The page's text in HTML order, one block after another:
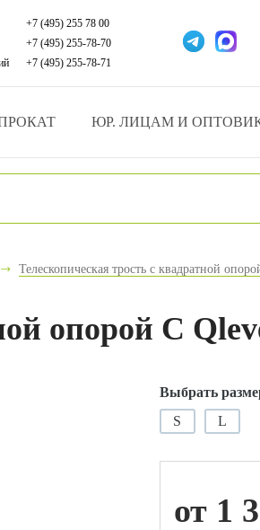
+7 (495) 255 78 00
+7 (495) 255-78-70
+7 (495) 255-78-71
ЮР. ЛИЦАМ И
Телескопическая трость с квадратной
опорой C
Выбрать
S
L
от 1